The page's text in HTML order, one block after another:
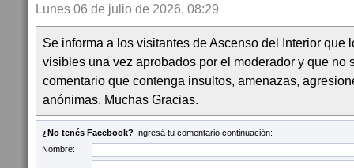
Lunes 06 de julio de 2026, 08:29
Se informa a los visitantes de Ascenso del Interior que
visibles una vez aprobados por el moderador y que no
comentario que contenga insultos, amenazas,
anónimas. Muchas Gracias.
¿No tenés Facebook? Ingresá tu comentario continuación:
Nombre: